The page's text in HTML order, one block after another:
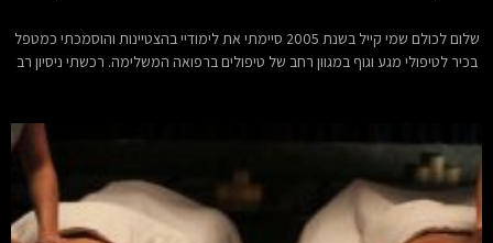
שלום לכולם שמי קייל בשנת 2005 סיימתי את לימודיי בהצטיינות והוסמכתי כמטפל
בכיר לטיפולי מגע וגוף במגוון רחב של טיפולים ברפואה המשלימה. רכשתי ניסיון רב